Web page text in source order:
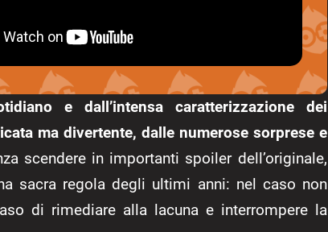
e dall’intensa caratterizzazione dei
ma divertente, dalle numerose sorprese e
scendere in importanti spoiler dell’originale,
sacra regola degli ultimi anni: nel caso non
di rimediare alla lacuna e interrompere la